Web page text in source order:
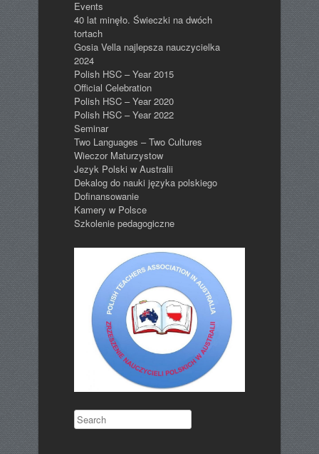
Events
40 lat minęło. Świeczki na dwóch
tortach
Gosia Vella najlepsza nauczycielka
2024
Polish HSC – Year 2015
Official Celebration
Polish HSC – Year 2020
Polish HSC – Year 2022
Seminar
Two Languages – Two Cultures
Wieczor Maturzystow
Jezyk Polski w Australii
Dekalog do nauki języka polskiego
Dofinansowanie
Kamery w Polsce
Szkolenie pedagogiczne
Search